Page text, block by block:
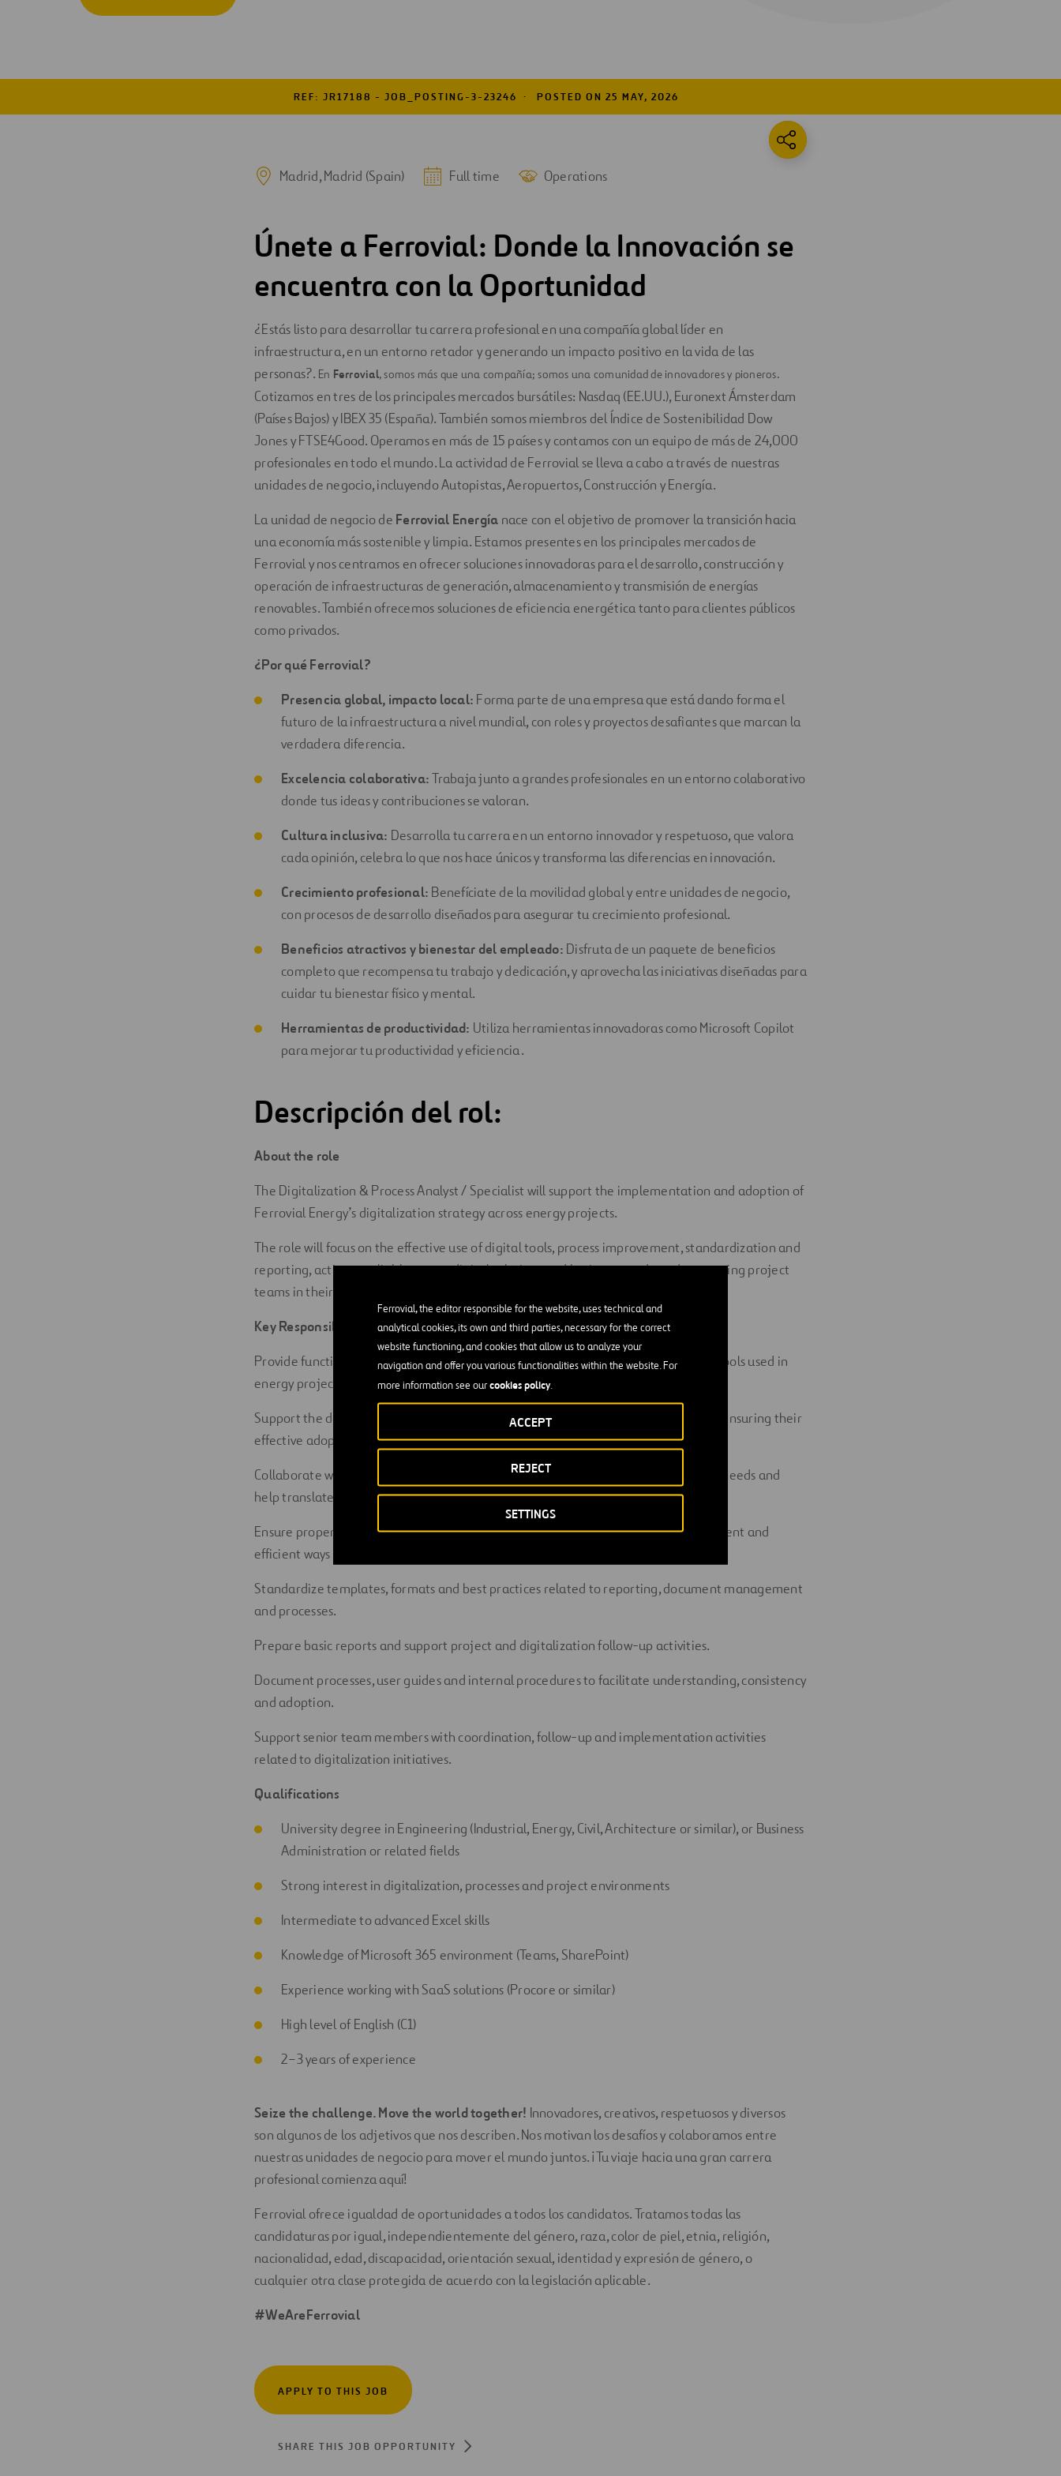
Ferrovial, the editor responsible for the website, uses technical and
analytical cookies, its own and third parties, necessary for the correct
website functioning, and cookies that allow us to analyze your
navigation and offer you various functionalities within the website. For
more information see ourcookies policy.
SETTINGS
REJECT
ACCEPT
EngineeringREF: JR17188 - JOB_POSTING-3-23246 POSTED ON 25 MAY, 2026
Madrid, Madrid (Spain) Full time Operations
Únete a Ferrovial: Donde la Innovación se
encuentra con la Oportunidad
¿Estás listo para desarrollar tu carrera profesional en una compañía global líder en
infraestructura, en un entorno retador y generando un impacto positivo en la vida de las
personas?. En Ferrovial, somos más que una compañía; somos una comunidad de innovadores y pioneros.
Cotizamos en tres de los principales mercados bursátiles: Nasdaq (EE.UU.), Euronext Ámsterdam
(Países Bajos) y IBEX 35 (España). También somos miembros del Índice de Sostenibilidad Dow
Jones y FTSE4Good. Operamos en más de 15 países y contamos con un equipo de más de 24,000
profesionales en todo el mundo. La actividad de Ferrovial se lleva a cabo a través de nuestras
unidades de negocio, incluyendo Autopistas, Aeropuertos, Construcción y Energía.
La unidad de negocio de Ferrovial Energía nace con el objetivo de promover la transición hacia
una economía más sostenible y limpia. Estamos presentes en los principales mercados de
Ferrovial y nos centramos en ofrecer soluciones innovadoras para el desarrollo, construcción y
operación de infraestructuras de generación, almacenamiento y transmisión de energías
renovables. También ofrecemos soluciones de eficiencia energética tanto para clientes públicos
como privados.
¿Por qué Ferrovial?
Presencia global, impacto local: Forma parte de una empresa que está dando forma el
futuro de la infraestructura a nivel mundial, con roles y proyectos desafiantes que marcan la
verdadera diferencia.
Excelencia colaborativa:Trabaja junto a grandes profesionales en un entorno colaborativo
donde tus ideas y contribuciones se valoran.
Cultura inclusiva: Desarrolla tu carrera en un entorno innovador y respetuoso, que valora
cada opinión, celebra lo que nos hace únicos y transforma las diferencias en innovación.
Crecimiento profesional: Benefíciate de la movilidad global y entre unidades de negocio,
con procesos de desarrollo diseñados para asegurar tu crecimiento profesional.
Beneficios atractivos y bienestar del empleado: Disfruta de un paquete de beneficios
completo que recompensa tu trabajo y dedicación, y aprovecha las iniciativas diseñadas para
cuidar tu bienestar físico y mental.
Herramientas de productividad: Utiliza herramientas innovadoras como Microsoft Copilot
para mejorar tu productividad y eficiencia.
Descripción del rol:
About the role
The Digitalization & Process Analyst / Specialist will support the implementation and adoption of
Ferrovial Energy’s digitalization strategy across energy projects.
The role will focus on the effective use of digital tools, process improvement, standardization and
reporting, acting as a link between digital solutions and business needs, and supporting project
teams in their day-to-day use of these tools.
Key Responsibilities
Provide functional support and user assistance for corporate and technical digital tools used in
energy projects.
Support the deployment, testing and continuous improvement of digital solutions, ensuring their
effective adoption by project teams.
Collaborate with engineering, project and technical teams to understand business needs and
help translate them into practical and usable digital solutions.
Ensure proper data collection, structure, quality and traceability, supporting consistent and
efficient ways of working across projects.
Standardize templates, formats and best practices related to reporting, document management
and processes.
Prepare basic reports and support project and digitalization follow-up activities.
Document processes, user guides and internal procedures to facilitate understanding, consistency
and adoption.
Support senior team members with coordination, follow-up and implementation activities
related to digitalization initiatives.
Qualifications
University degree in Engineering (Industrial, Energy, Civil, Architecture or similar), or Business
Administration or related fields
Strong interest in digitalization, processes and project environments
Intermediate to advanced Excel skills
Knowledge of Microsoft 365 environment (Teams, SharePoint)
Experience working with SaaS solutions (Procore or similar)
High level of English (C1)
2–3 years of experience
Seize the challenge. Move the world together! Innovadores, creativos, respetuosos y diversos
son algunos de los adjetivos que nos describen. Nos motivan los desafíos y colaboramos entre
nuestras unidades de negocio para mover el mundo juntos. ¡Tu viaje hacia una gran carrera
profesional comienza aquí!
Ferrovial ofrece igualdad de oportunidades a todos los candidatos. Tratamos todas las
candidaturas por igual, independientemente del género, raza, color de piel, etnia, religión,
nacionalidad, edad, discapacidad, orientación sexual, identidad y expresión de género, o
cualquier otra clase protegida de acuerdo con la legislación aplicable.
#WeAreFerrovial
APPLY TO THIS JOB
SHARE THIS JOB OPPORTUNITY